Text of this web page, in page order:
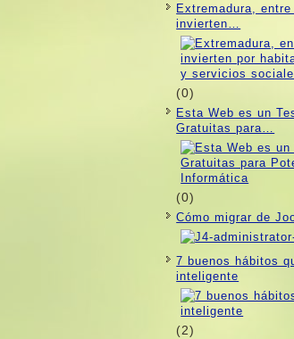
Extremadura,
invierten…
(0)
Esta Web es un
Gratuitas para…
(0)
Cómo migrar de
7 buenos hábitos
inteligente
(2)